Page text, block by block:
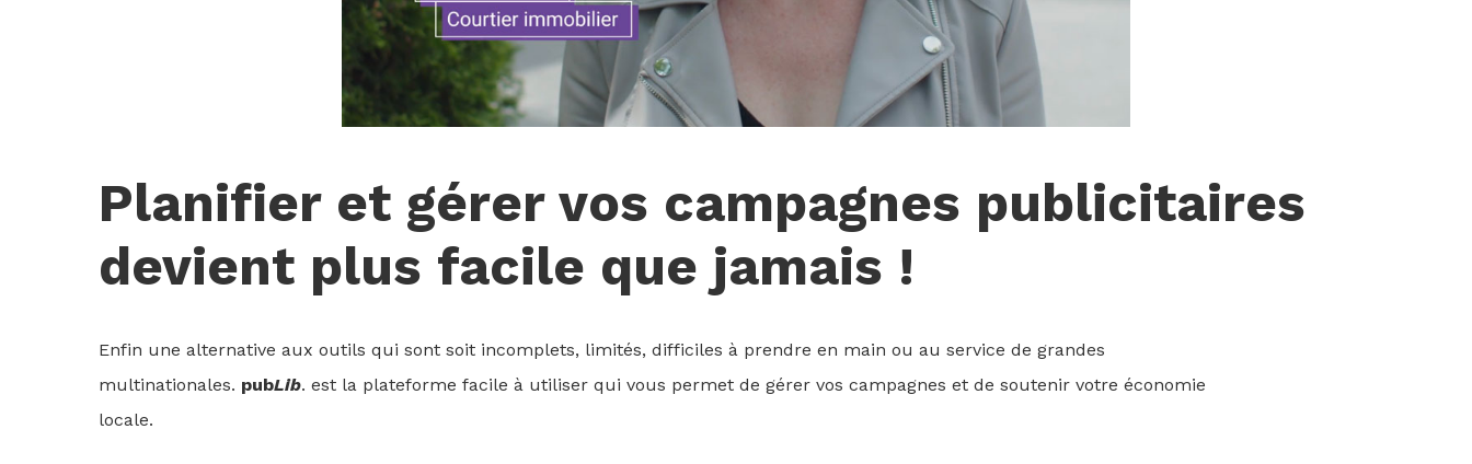
Planifier et gérer vos campagnes publicitaires
devient plus facile que jamais !
Enfin une alternative aux outils qui sont soit incomplets, limités, difficiles à prendre en main ou au service de grandes
multinationales. pubLib. est la plateforme facile à utiliser qui vous permet de gérer vos campagnes et de soutenir votre économie
locale.